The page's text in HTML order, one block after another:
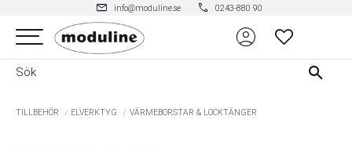
Meny
mail info@moduline.se phone 0243-880 90
account_circle FAVORITER
TILLBEHÖR ELVERKTYG VÄRMEBORSTAR & LOCKTÄNGER